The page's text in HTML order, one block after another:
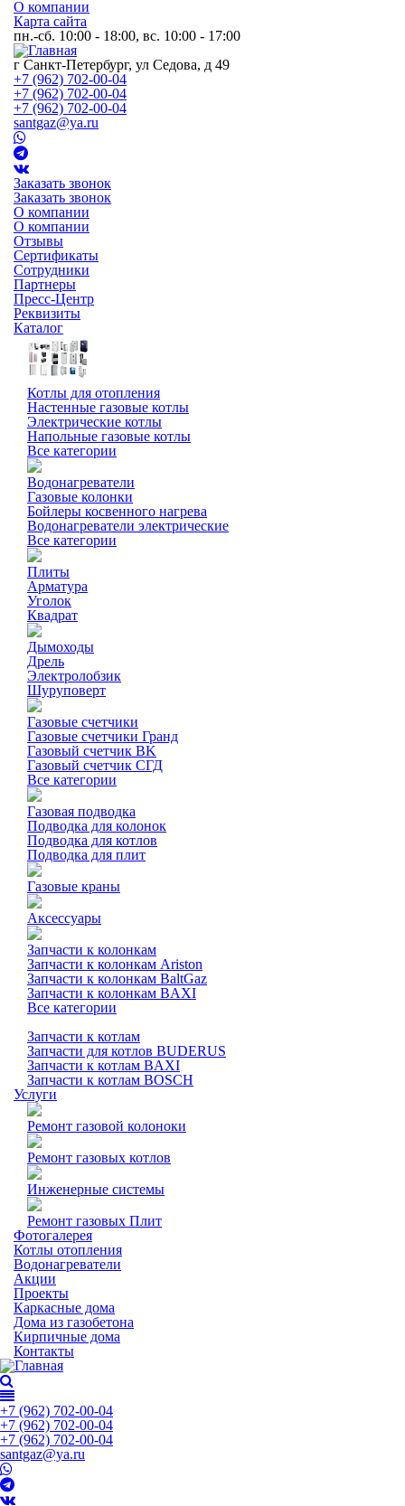
О компании
Карта сайта
пн.-сб. 10:00 - 18:00, вс. 10:00 - 17:00
г Санкт-Петербург, ул Седова, д 49
+7 (962) 702-00-04
+7 (962) 702-00-04
+7 (962) 702-00-04
santgaz@ya.ru
Заказать звонок
Заказать звонок
О компании
О компании
Отзывы
Сертификаты
Сотрудники
Партнеры
Пресс-Центр
Реквизиты
Каталог
Котлы для отопления
Настенные газовые котлы
Электрические котлы
Напольные газовые котлы
Все категории
Водонагреватели
Газовые колонки
Бойлеры косвенного нагрева
Водонагреватели электрические
Все категории
Плиты
Арматура
Уголок
Квадрат
Дымоходы
Дрель
Электролобзик
Шуруповерт
Газовые счетчики
Газовые счетчики Гранд
Газовый счетчик BK
Газовый счетчик СГД
Все категории
Газовая подводка
Подводка для колонок
Подводка для котлов
Подводка для плит
Газовые краны
Аксессуары
Запчасти к колонкам
Запчасти к колонкам Ariston
Запчасти к колонкам BaltGaz
Запчасти к колонкам BAXI
Все категории
Запчасти к котлам
Запчасти для котлов BUDERUS
Запчасти к котлам BAXI
Запчасти к котлам BOSCH
Услуги
Ремонт газовой колоноки
Ремонт газовых котлов
Инженерные системы
Ремонт газовых Плит
Фотогалерея
Котлы отопления
Водонагреватели
Акции
Проекты
Каркасные дома
Дома из газобетона
Кирпичные дома
Контакты
+7 (962) 702-00-04
+7 (962) 702-00-04
+7 (962) 702-00-04
santgaz@ya.ru